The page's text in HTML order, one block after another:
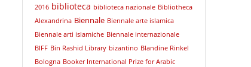
2016 biblioteca biblioteca nazionale Bibliotheca
Alexandrina Biennale Biennale arte islamica
Biennale arti islamiche Biennale internazionale
BIFF Bin Rashid Library bizantino Blandine Rinkel
Bologna Booker International Prize for Arabic